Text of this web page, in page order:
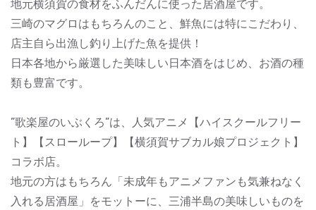
地元横須賀の食材をふんだんに使った居酒屋です。
三崎のマグロはもちろんのこと、鮮魚には特にこだわり、
店主自ら出漁し釣り上げた魚を提供！
日本各地から厳選した美味しい日本酒をはじめ、お酒の種
類も豊富です。
”歌楽屋のいぶくろ”は、人気アニメ【ハイスクールフリー
ト】【スローループ】【横須賀サブカル娘プロジェクト】
コラボ店。
地元の方はもちろん「未成年もアニメファンも気兼ねなく
入れる居酒屋」をモットーに、三浦半島の美味しいものを